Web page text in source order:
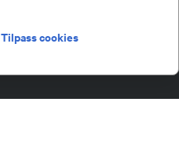
Tilpass cookies